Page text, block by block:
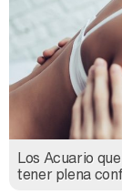
Los Acuario
tener plena